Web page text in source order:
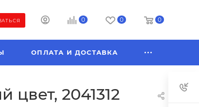
0 0 0
ОПЛАТА И ДОСТАВКА
цвет, 2041312